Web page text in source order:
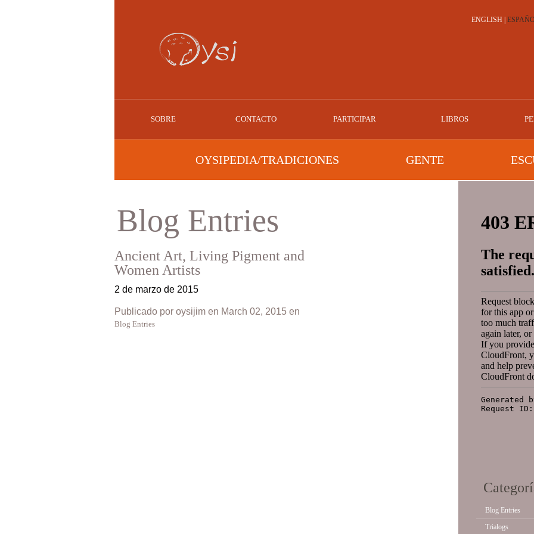
ENGLISH
SOBRE CONTACTO PARTICIPAR LIBROS
OYSIPEDIA/TRADICIONES GENTE
Blog Entries
Ancient Art, Living Pigment and
Women Artists
2 de marzo de 2015
Publicado por oysijim en March 02, 2015 en
Blog Entries
Blog Entries
Trialogs